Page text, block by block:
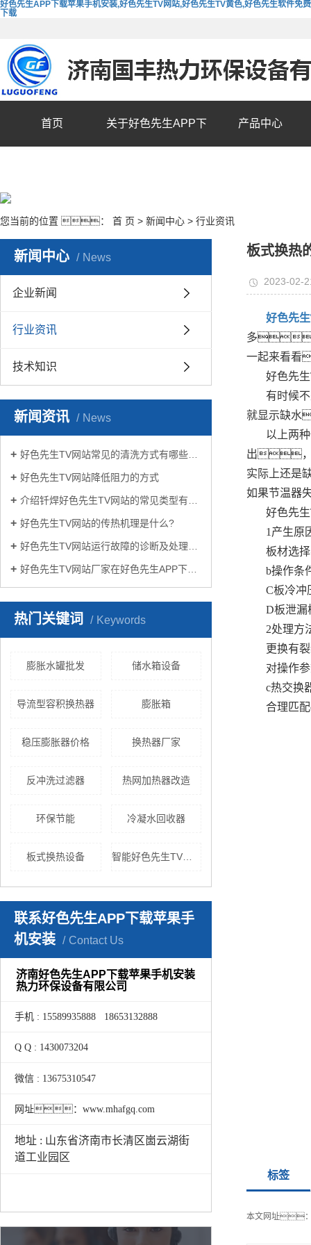
好色先生APP下载苹果手机安装,好色先生TV网站,好色先生TV黄色,好色先生软件免费
下载
首页 关于好色先生APP下 产品中心
您当前的位置 ： 首 页 > 新闻中心 > 行业资讯
新闻中心 News
企业新闻
行业资讯
技术知识
新闻资讯 News
好色先生TV网站常见的清洗方式有哪些？
好色先生TV网站降低阻力的方式
介绍钎焊好色先生TV网站的常见类型有哪些
好色先生TV网站的传热机理是什么?
好色先生TV网站运行故障的诊断及处理方法
好色先生TV网站厂家在好色先生APP下载苹果手机安装生活中有哪些作用？
热门关键词 Keywords
膨胀水罐批发 储水箱设备
导流型容积换热器 膨胀箱
稳压膨胀器价格 换热器厂家
反冲洗过滤器 热网加热器改造
环保节能 冷凝水回收器
板式换热设备 智能好色先生TV网站
联系好色先生APP下载苹果手
机安装
Contact Us
济南好色先生APP下载苹果手机安装
热力环保设备有限公司
手机 : 15589935888 18653132888
Q Q : 1430073204
微信 : 13675310547
网址：www.mhafgq.com
地址 : 山东省济南市长清区崮云湖街
道工业园区
板式换热
2023-02-
好色先
多，
一起来看
好色先
有时候
就显示缺
以上两
出，
实际上还
如果节温
好色先
1产生原
板材选
b操作条
C板冷
D板泄
2处理方
更换有
对操作
c热交换
合理匹
标签
本文网址